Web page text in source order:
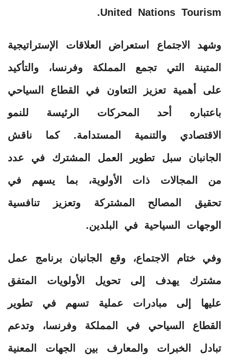
United Nations Tourism.
وشهد الاجتماع استعراض العلاقات الإستراتيجية
المتينة التي تجمع المملكة وفرنسا، والتأكيد
على أهمية تعزيز التعاون في القطاع السياحي
باعتباره أحد المحركات الرئيسة للنمو
الاقتصادي والتنمية المستدامة. كما ناقش
الجانبان سبل تطوير العمل المشترك في عدد
من المجالات ذات الأولوية، بما يسهم في
تحقيق المصالح المشتركة وتعزيز تنافسية
الوجهات السياحية في البلدين.
وفي ختام الاجتماع، وقع الجانبان برنامج عمل
مشترك يهدف إلى تحويل الأولويات المتفق
عليها إلى مبادرات عملية تسهم في تطوير
القطاع السياحي في المملكة وفرنسا، وتدعم
تبادل الخبرات والمعارف بين الجهات المعنية